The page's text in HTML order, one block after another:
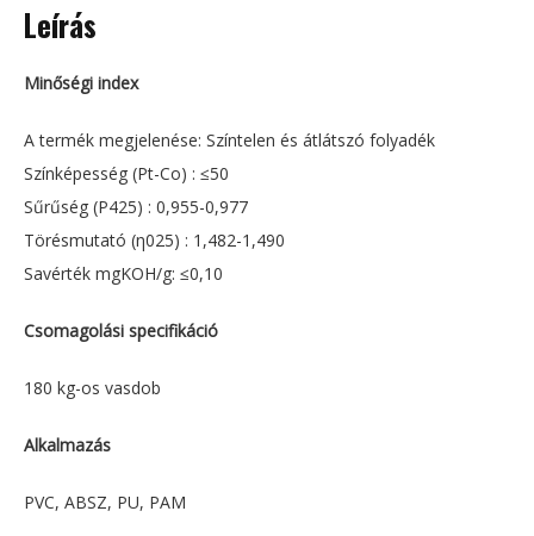
Leírás
Minőségi index
A termék megjelenése: Színtelen és átlátszó folyadék
Színképesség (Pt-Co) : ≤50
Sűrűség (P425) : 0,955-0,977
Törésmutató (η025) : 1,482-1,490
Savérték mgKOH/g: ≤0,10
Csomagolási specifikáció
180 kg-os vasdob
Alkalmazás
PVC, ABSZ, PU, PAM